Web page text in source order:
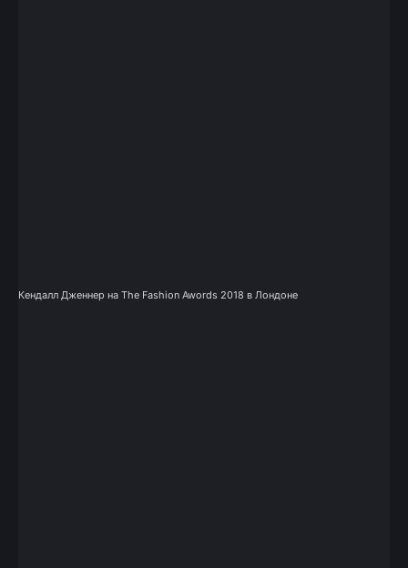
Кендалл Дженнер на The Fashion Awords 2018 в Лондоне